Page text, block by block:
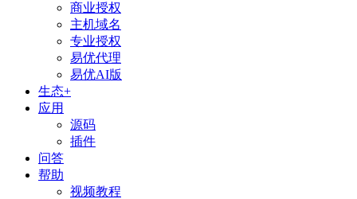
商业授权
主机域名
专业授权
易优代理
易优AI版
生态+
应用
源码
插件
问答
帮助
视频教程